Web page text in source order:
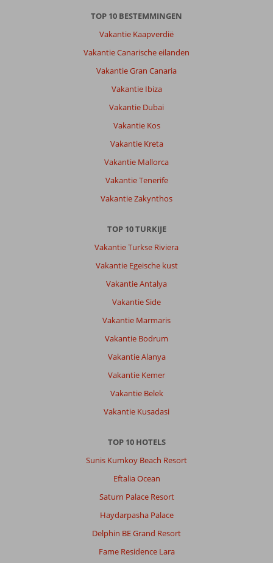
TOP 10 BESTEMMINGEN
Vakantie Kaapverdië
Vakantie Canarische eilanden
Vakantie Gran Canaria
Vakantie Ibiza
Vakantie Dubai
Vakantie Kos
Vakantie Kreta
Vakantie Mallorca
Vakantie Tenerife
Vakantie Zakynthos
TOP 10 TURKIJE
Vakantie Turkse Riviera
Vakantie Egeische kust
Vakantie Antalya
Vakantie Side
Vakantie Marmaris
Vakantie Bodrum
Vakantie Alanya
Vakantie Kemer
Vakantie Belek
Vakantie Kusadasi
TOP 10 HOTELS
Sunis Kumkoy Beach Resort
Eftalia Ocean
Saturn Palace Resort
Haydarpasha Palace
Delphin BE Grand Resort
Fame Residence Lara